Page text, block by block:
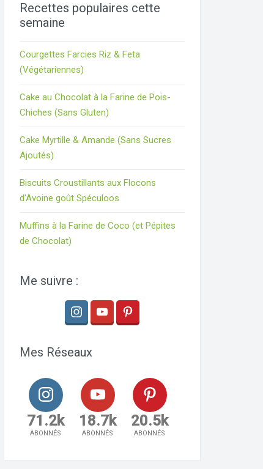
Recettes populaires cette
semaine
Courgettes Farcies Riz & Feta
(Végétariennes)
Cake au Chocolat à la Farine de Pois-
Chiches (Sans Gluten)
Cake Myrtille & Amande (Sans Sucres
Ajoutés)
Biscuits Croustillants aux Flocons
d'Avoine goût Spéculoos
Muffins à la Farine de Coco (et Pépites
de Chocolat)
Me suivre :
Mes Réseaux
71.2k
ABONNÉS
18.7k
ABONNÉS
20.5k
ABONNÉS